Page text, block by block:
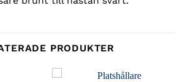
PRODUKTER